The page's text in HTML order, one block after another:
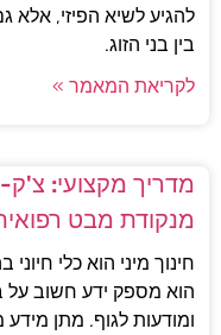
להגיע לשיא הפיזי, אלא
בין בני הזוג.
לקריאת המאמר »
מדריך מקצועי: צ'ק-
מנקודת מבט
חינוך מיני הוא כלי
הוא מספק ידע חשוב על
ומודעות לגוף. מתן מידע